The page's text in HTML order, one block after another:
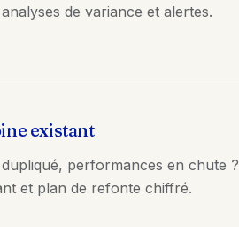
de variance et alertes.
existant
performances en chute ?
et plan de refonte chiffré.